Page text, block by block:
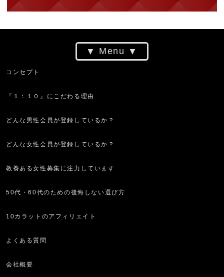
Menu
コンセプト
『１：１０』にこだわる理由
どんな男性会員が登録しているか？
どんな女性会員が登録しているか？
教養ある女性募集に注力しています
50代・60代のための後悔しない選び方
10カラットのアフィリエイト
よくある質問
会社概要